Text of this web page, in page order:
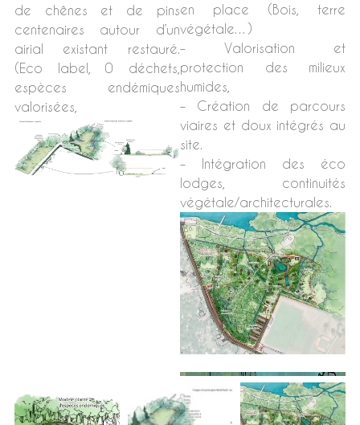
de chênes et de pins
centenaires autour d’un
airial existant restauré.
(Eco label, 0 déchets,
espèces endémiques
valorisées,
en place (Bois, terre
végétale…)
– Valorisation et
protection des milieux
humides,
– Création de parcours
viaires et doux intégrés au
site.
– Intégration des éco
lodges, continuités
végétale/architecturales.